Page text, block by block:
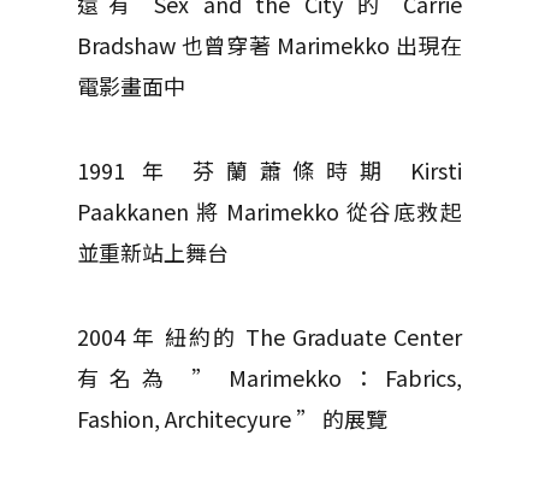
Bradshaw 也曾穿著 Marimekko 出現在
電影畫面中
1991 年 芬蘭蕭條時期 Kirsti
Paakkanen 將 Marimekko 從谷底救起
並重新站上舞台
2004 年 紐約的 The Graduate Center
有名為 ” Marimekko：Fabrics,
Fashion, Architecyure ” 的展覽